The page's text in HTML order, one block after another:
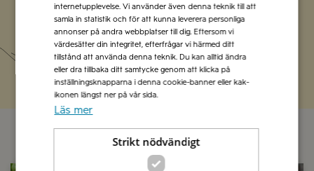
italienska smaker.
Prenumerera
internetupplevelse. Vi använder även denna teknik till att
samla in statistik och för att kunna leverera personliga
annonser på andra webbplatser till dig. Eftersom vi
värdesätter din integritet, efterfrågar vi härmed ditt
tillstånd att använda denna teknik. Du kan alltid ändra
eller dra tillbaka ditt samtycke genom att klicka på
inställningsknapparna i denna cookie-banner eller kak-
ikonen längst ner på vår sida.
Läs mer
Strikt nödvändigt